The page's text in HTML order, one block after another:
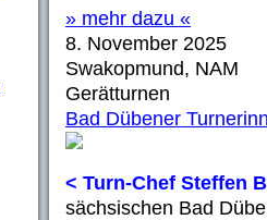
» mehr dazu «
8. November 2025
Swakopmund, NAM
Gerätturnen
Bad Dübener
< Turn-Chef Steffen
sächsischen Bad